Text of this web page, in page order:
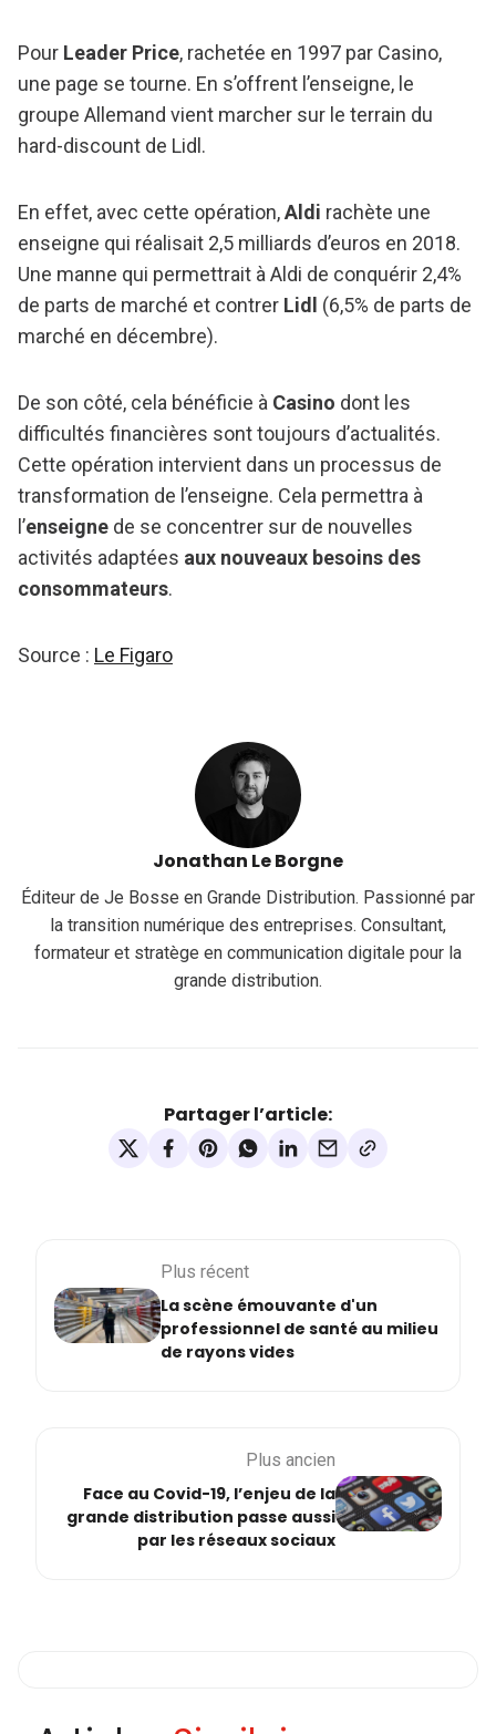
Pour Leader Price, rachetée en 1997 par Casino,
une page se tourne. En s’offrent l’enseigne, le
groupe Allemand vient marcher sur le terrain du
hard-discount de Lidl.
En effet, avec cette opération,Aldi rachète une
enseigne qui réalisait 2,5 milliards d’euros en 2018.
Une manne qui permettrait à Aldi de conquérir 2,4%
de parts de marché et contrer Lidl
(6,5% de parts de
marché en décembre).
De son côté, cela bénéficie à Casino dont les
difficultés financières sont toujours d’actualités.
Cette opération intervient dans un processus de
transformation de l’enseigne. Cela permettra à
l’enseigne de se concentrer sur de nouvelles
activités adaptées aux nouveaux besoins des
consommateurs.
Source : Le Figaro
Jonathan Le Borgne
Éditeur de Je Bosse en Grande Distribution. Passionné par
la transition numérique des entreprises. Consultant,
formateur et stratège en communication digitale pour la
grande distribution.
Partager l’article:
Plus récent
La scène émouvante d'un
professionnel de santé au milieu
de rayons vides
Plus ancien
Face au Covid-19, l’enjeu de la
grande distribution passe aussi
par les réseaux sociaux